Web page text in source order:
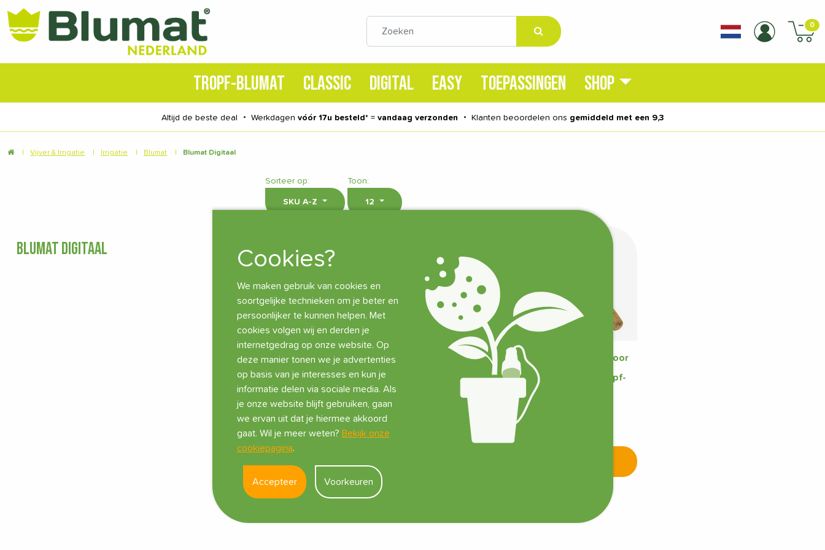
Cookies?
We maken gebruik van cookies en
soortgelijke technieken om je beter en
persoonlijker te kunnen helpen. Met
cookies volgen wij en derden je
internetgedrag op onze website. Op
deze manier tonen we je advertenties
op basis van je interesses en kun je
informatie delen via sociale media. Als
je onze website blijft gebruiken, gaan
we ervan uit dat je hiermee akkoord
gaat. Wil je meer weten? Bekijk onze
cookiepagina.
Accepteer Voorkeuren
0
TROPF-BLUMAT CLASSIC DIGITAL EASY TOEPASSINGEN SHOP
Altijd de beste deal ・ Werkdagen vóór 17u besteld* = vandaag verzonden ・ Klanten beoordelen ons gemiddeld met een 9,3
Vijver & Irrigatie Irrigatie Blumat Blumat Digitaal
Sorteer op:
SKU A-Z
Toon:
12
BLUMAT DIGITAAL
Blumat Digital
22 st op voorraad
Blumat Beschermkap
18 st op voorraad
Blumat Uitsteker voor
Blumat Digital
Tensiometer & Tropf-
Blumat Maxi
€